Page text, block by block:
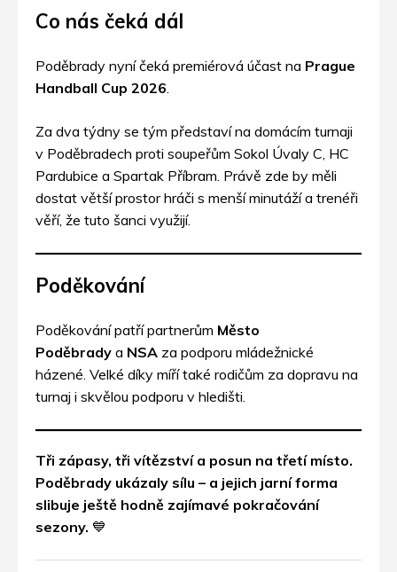
Co nás čeká dál
Poděbrady nyní čeká premiérová účast na Prague
Handball Cup 2026
Za dva týdny se tým představí na domácím turnaji
v Poděbradech proti soupeřům Sokol Úvaly C, HC
Pardubice a Spartak Příbram. Právě zde by měli
dostat větší prostor hráči s menší minutáží a trenéři
věří, že tuto šanci využijí.
Poděkování
Poděkování patří partnerům Město
Poděbrady a NSA za podporu mládežnické
házené. Velké díky míří také rodičům za dopravu na
turnaj i skvělou podporu v hledišti.
Tři zápasy, tři vítězství a posun na třetí místo.
Poděbrady ukázaly sílu – a jejich jarní forma
slibuje ještě hodně zajímavé pokračování
sezony. 💙